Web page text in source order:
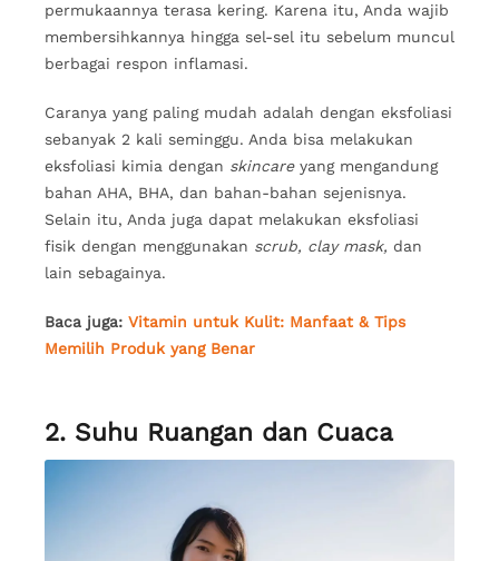
permukaannya terasa kering. Karena itu, Anda wajib
membersihkannya hingga sel-sel itu sebelum muncul
berbagai respon inflamasi.
Caranya yang paling mudah adalah dengan eksfoliasi
sebanyak 2 kali seminggu. Anda bisa melakukan
eksfoliasi kimia dengan skincareyang mengandung
bahan AHA, BHA, dan bahan-bahan sejenisnya.
Selain itu, Anda juga dapat melakukan eksfoliasi
fisik dengan menggunakan scrub, clay mask, dan
lain sebagainya.
Baca juga: Vitamin untuk Kulit: Manfaat & Tips
Memilih Produk yang Benar
2. Suhu Ruangan dan Cuaca